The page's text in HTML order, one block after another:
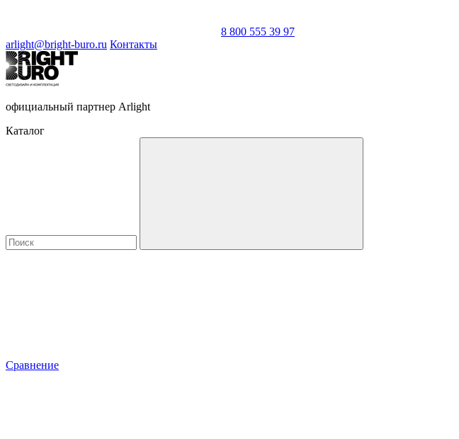
8 800 555 39 97
arlight@bright-buro.ru Контакты
официальный партнер Arlight
Каталог
Сравнение